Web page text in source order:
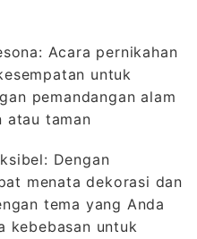
Acara pernikahan
untuk
pemandangan alam
atau taman
Dengan
menata dekorasi dan
tema yang Anda
kebebasan untuk